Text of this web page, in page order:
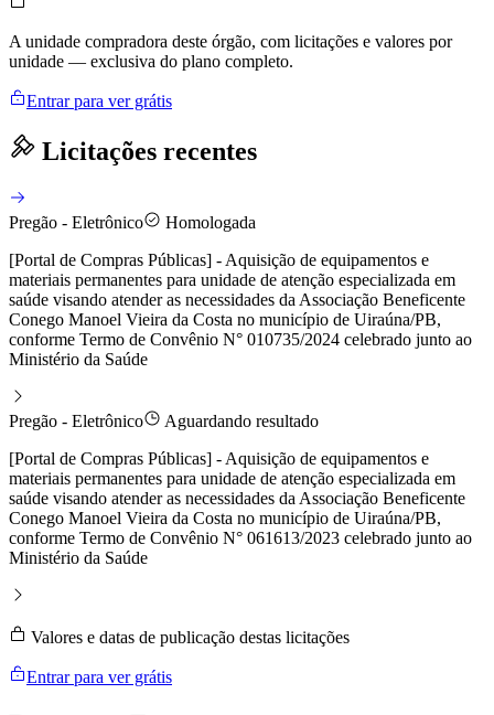
A unidade compradora deste órgão, com licitações e valores por
unidade — exclusiva do plano completo.
Entrar para ver grátis
Licitações recentes
Pregão - Eletrônico
Homologada
[Portal de Compras Públicas] - Aquisição de equipamentos e
materiais permanentes para unidade de atenção especializada em
saúde visando atender as necessidades da Associação Beneficente
Conego Manoel Vieira da Costa no município de Uiraúna/PB,
conforme Termo de Convênio N° 010735/2024 celebrado junto ao
Ministério da Saúde
Pregão - Eletrônico
Aguardando resultado
[Portal de Compras Públicas] - Aquisição de equipamentos e
materiais permanentes para unidade de atenção especializada em
saúde visando atender as necessidades da Associação Beneficente
Conego Manoel Vieira da Costa no município de Uiraúna/PB,
conforme Termo de Convênio N° 061613/2023 celebrado junto ao
Ministério da Saúde
Valores e datas de publicação destas licitações
Entrar para ver grátis